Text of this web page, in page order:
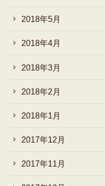
2018年5月
2018年4月
2018年3月
2018年2月
2018年1月
2017年12月
2017年11月